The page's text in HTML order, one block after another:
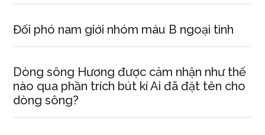
Đối phó nam giới nhóm máu B ngoại tình
Dòng sông Hương được cảm nhận như thế
nào qua phần trích bút kí Ai đã đặt tên cho
dòng sông?